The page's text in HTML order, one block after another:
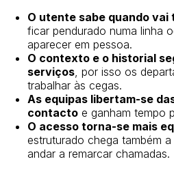
O utente sabe quando vai
ficar pendurado numa linha
aparecer em pessoa.
O contexto e o historial
serviços , por isso os
trabalhar às cegas.
As equipas libertam-se
contacto e ganham tempo
O acesso torna-se mais
estruturado chega também
andar a remarcar chamadas.